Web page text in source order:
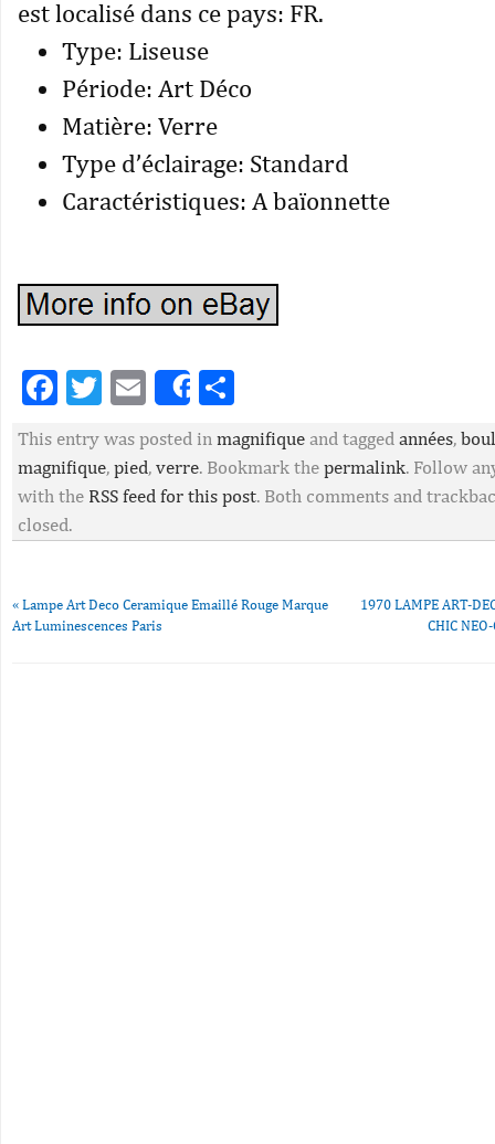
est localisé dans ce pays: FR.
Type: Liseuse
Période: Art Déco
Matière: Verre
Type d’éclairage: Standard
Caractéristiques: A baïonnette
Facebook
Twitter
EmailShare
This entry was posted in magnifique and tagged années,
magnifique, pied, verre. Bookmark the permalink. Follow
with the RSS feed for this post. Both comments and
closed.
« Lampe Art Deco Ceramique Emaillé Rouge Marque
Art Luminescences Paris
1970 LAMPE ART-
CHIC